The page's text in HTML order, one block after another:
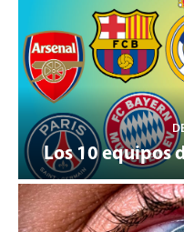
Los 10 equipos